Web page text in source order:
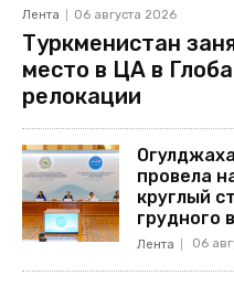
Лента 06 августа 2026
Туркменистан
место в ЦА в
релокации
провела
круглый
грудного
Лента 06